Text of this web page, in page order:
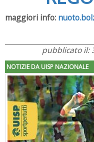
maggiori info:
pubblicato il:
NOTIZIE DA UISP NAZIONALE